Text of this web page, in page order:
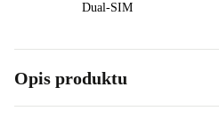
Dual-SIM
Opis produktu